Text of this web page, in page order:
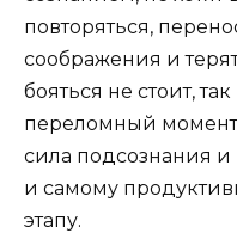
повторяться,
соображения и
бояться не стоит,
переломный момент,
сила подсознания
и самому
этапу.